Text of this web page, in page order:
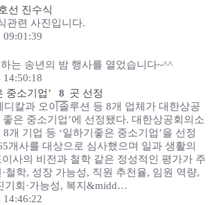
선 진수식
관련 사진입니다.
09:01:39
는 송년의 밤 행사를 열었습니다~^^
14:50:18
중소기업’
8 곳 선정
칼과 오이솔루션 등 8개 업체가 대한상공
은 중소기업’에 선정됐다. 대한상공회의소
개 기업 등 ‘일하기좋은 중소기업’을 선정
개사를 대상으로 심사했으며 일과 생활의
사의 비전과 철학 같은 정성적인 평가가 주
철학, 성장 가능성, 직원 추천율, 임원 역량,
기회·가능성, 복지&midd…
14:46:22